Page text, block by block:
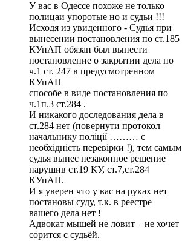
У вас в Одессе похоже не только
полицаи упоротые но и судьи !!!
Исходя из увиденного - Судья при
вынесении постановления по ст.185
КУпАП обязан был вынести
постановление о закрытии дела по
ч.1 ст. 247 в предусмотренном
КУпАП
способе в виде постановления по
ч.1п.3 ст.284 .
И никакого доследования дела в
ст.284 нет (повернути протокол
начальнику поліції ……… є
необхідність перевірки !), тем самым
судья вынес незаконное решение
нарушив ст.19 КУ, ст.7,ст.284
КУпАП.
И я уверен что у вас на руках нет
постановы суду, т.к. в реестре
вашего дела нет !
Адвокат мышей не ловит – не хочет
сорится с судьёй.